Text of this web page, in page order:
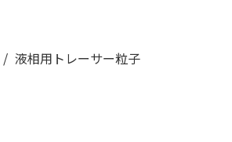
液相用トレーサー粒子